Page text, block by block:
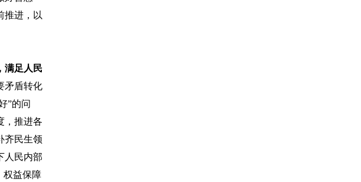
推进，以
满足人民
矛盾转化
”的问
，推进各
齐民生领
人民内部
权益保障